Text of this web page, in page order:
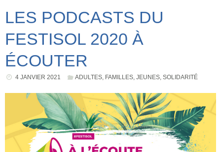
LES PODCASTS DU
FESTISOL 2020 À
ÉCOUTER
4 JANVIER 2021 ADULTES FAMILLES ,JEUNES ,SOLIDARITÉ